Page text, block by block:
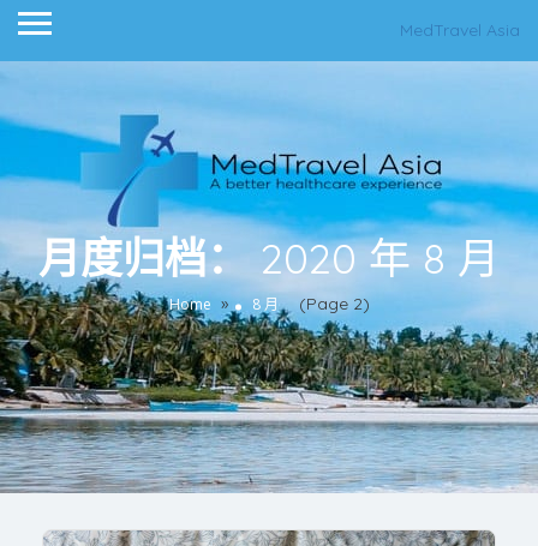
MedTravel Asia
月度归档：2020 年 8 月
Home » 8 月 (Page 2)